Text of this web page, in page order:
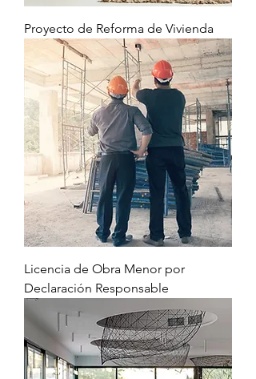
Proyecto de Reforma de Vivienda
Licencia de Obra Menor por
Declaración Responsable